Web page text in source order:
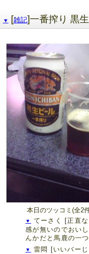
▼ [雑記]一番搾り 黒生
本日のツッコミ(全2
▼ てーさく
[正直
感が無いのでおい
んかだと馬鹿の一
▼ 雷悶
[いいバー